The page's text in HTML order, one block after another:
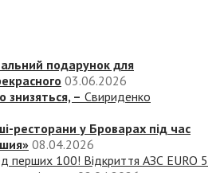
подарунок для
03.06.2026
знизяться, – Свириденко
ресторани у Броварах під час
08.04.2026
перших 100! Відкриття АЗС EURO 5